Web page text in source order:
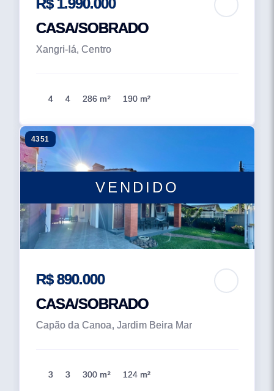
R$ 1.990.000
CASA/SOBRADO
Xangri-lá, Centro
4 4 286 m² 190 m²
VENDIDO
4351
R$ 890.000
CASA/SOBRADO
Capão da Canoa, Jardim Beira Mar
3 3 300 m² 124 m²